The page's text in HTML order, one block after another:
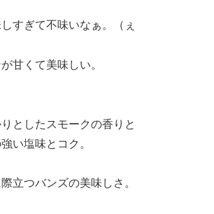
すぎて不味いなぁ。（ぇ
甘くて美味しい。
としたスモークの香りと
い塩味とコク。
立つバンズの美味しさ。